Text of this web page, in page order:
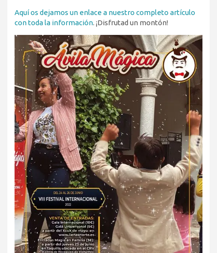
Aquí os dejamos un enlace a nuestro completo artículo
con toda la información. ¡Disfrutad un montón!